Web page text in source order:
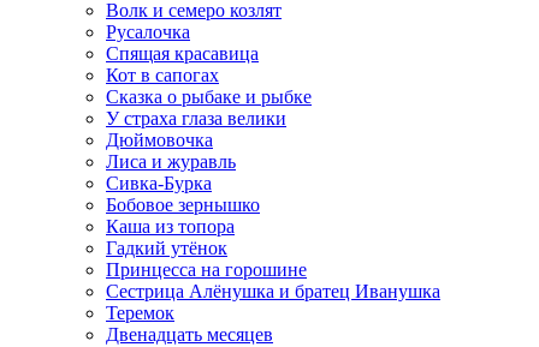
Волк и семеро козлят
Русалочка
Спящая красавица
Кот в сапогах
Сказка о рыбаке и рыбке
У страха глаза велики
Дюймовочка
Лиса и журавль
Сивка-Бурка
Бобовое зернышко
Каша из топора
Гадкий утёнок
Принцесса на горошине
Сестрица Алёнушка и братец Иванушка
Теремок
Двенадцать месяцев